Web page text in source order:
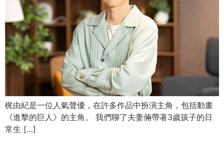
梶由紀是一位人氣聲優，在許多作品中扮演主角，包括動畫
《進擊的巨人》的主角。 我們聊了夫妻倆帶著3歲孩子的日
常生 […]